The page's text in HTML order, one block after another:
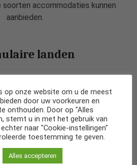
soorten accommodaties kunnen
aanbieden.
landen
in België
in Frankrijk
in Spanje
op onze website om u de meest
door uw voorkeuren en
onthouden. Door op "Alles
stemt u in met het gebruik van
naar "Cookie-instellingen"
toestemming te geven.
Alles accepteren